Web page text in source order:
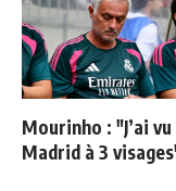
Mourinho : "J’ai
Madrid à 3